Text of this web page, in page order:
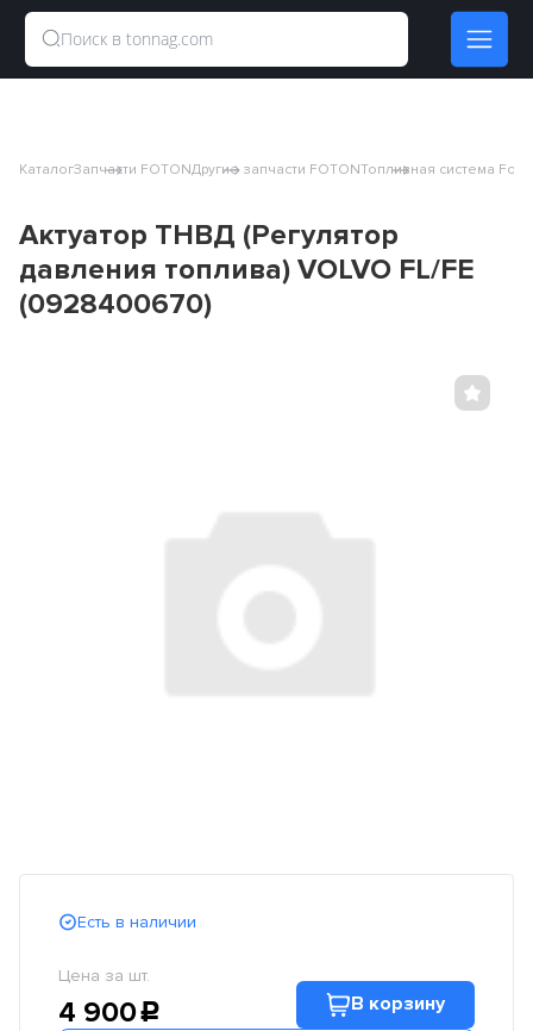
КаталогЗапчасти FOTONДругие запчасти FOTONТопливная система
Актуатор ТНВД (Регулятор
давления топлива) VOLVO FL/FE
(0928400670)
Есть в наличии
Цена за шт.
4 900c В корзину